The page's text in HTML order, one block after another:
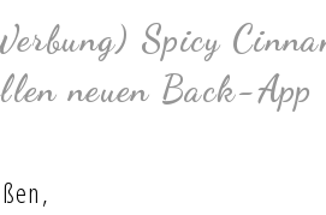
Spicy
neuen Back-